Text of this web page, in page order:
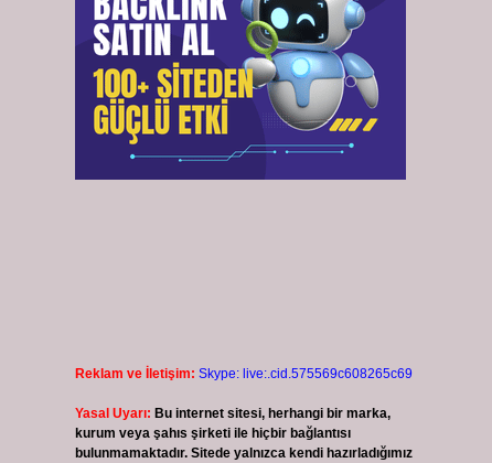
Reklam ve İletişim: Skype: live:.cid.575569c608265c69
Yasal Uyarı: Bu internet sitesi, herhangi bir marka,
kurum veya şahıs şirketi ile hiçbir bağlantısı
bulunmamaktadır. Sitede yalnızca kendi hazırladığımız